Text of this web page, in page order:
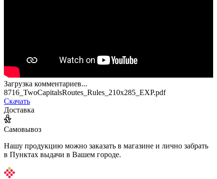
Загрузка комментариев...
8716_TwoCapitalsRoutes_Rules_210x285_EXP.pdf
Скачать
Доставка
Самовывоз
Нашу продукцию можно заказать в магазине и лично забрать
в Пунктах выдачи в Вашем городе.